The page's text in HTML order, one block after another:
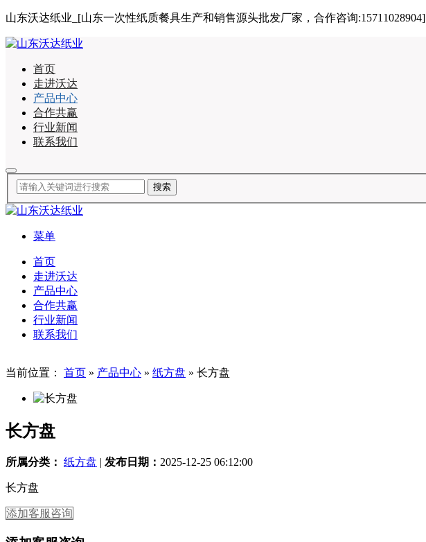
山东沃达纸业_[山东一次性纸质餐具生产和销售源头批发厂家，合作咨询:15711028904]
首页
走进沃达
产品中心
合作共赢
行业新闻
联系我们
菜单
首页
走进沃达
产品中心
合作共赢
行业新闻
联系我们
当前位置： 首页 » 产品中心 » 纸方盘 » 长方盘
长方盘
所属分类： 纸方盘 | 发布日期： 2025-12-25 06:12:00
长方盘
添加客服咨询